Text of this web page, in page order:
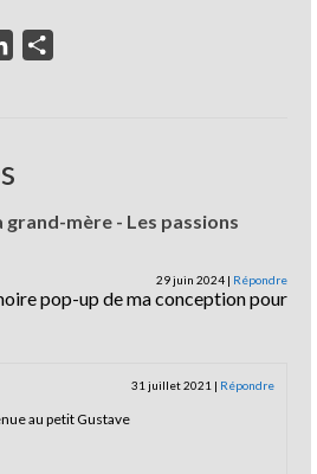
LinkedIn
grand-mère - Les passions
29 juin 2024 | Répondre
pop-up de ma conception pour
31 juillet 2021 | Répondre
au petit Gustave